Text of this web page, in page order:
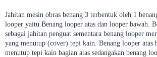
Jahitan mesin obras benang 3 terbentuk oleh 1
looper yaitu Benang looper atas dan looper bawah.
sebagai jahitan penguat sementara benang looper
yang menutup (cover) tepi kain. Benang looper atas
menutup tepi kain bagian atas sedangakan benang